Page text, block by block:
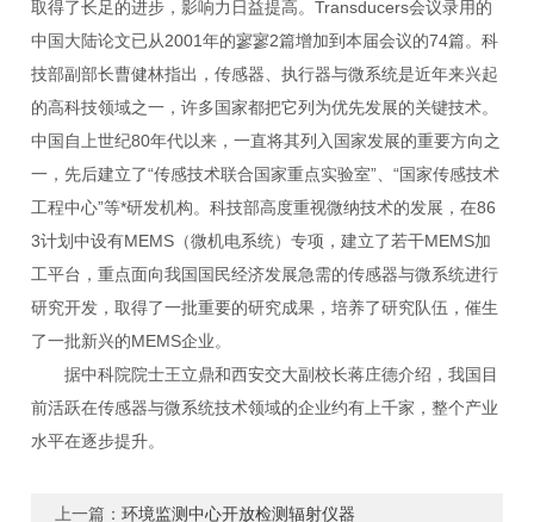
取得了长足的进步，影响力日益提高。Transducers会议录用的
中国大陆论文已从2001年的寥寥2篇增加到本届会议的74篇。科
技部副部长曹健林指出，传感器、执行器与微系统是近年来兴起
的高科技领域之一，许多国家都把它列为优先发展的关键技术。
中国自上世纪80年代以来，一直将其列入国家发展的重要方向之
一，先后建立了“传感技术联合国家重点实验室”、“国家传感技术
工程中心”等*研发机构。科技部高度重视微纳技术的发展，在86
3计划中设有MEMS（微机电系统）专项，建立了若干MEMS加
工平台，重点面向我国国民经济发展急需的传感器与微系统进行
研究开发，取得了一批重要的研究成果，培养了研究队伍，催生
了一批新兴的MEMS企业。
据中科院院士王立鼎和西安交大副校长蒋庄德介绍，我国目
前活跃在传感器与微系统技术领域的企业约有上千家，整个产业
水平在逐步提升。
上一篇：环境监测中心开放检测辐射仪器